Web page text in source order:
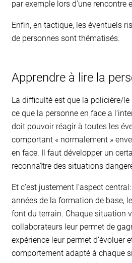
par exemple lors d’une rencontre
Enfin, en tactique, les éventuels
de personnes sont thématisés.
Apprendre à lire la
La difficulté est que la policière/
ce que la personne en face a
doit pouvoir réagir à toutes les
comportant « normalement »
en face. Il faut développer un
reconnaître des situations
Et c’est justement l’aspect
années de la formation de base,
font du terrain. Chaque situation
collaborateurs leur permet de
expérience leur permet d’évoluer
comportement adapté à chaque